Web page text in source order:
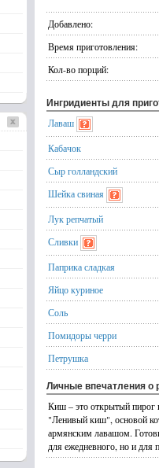
Добавлено:
Время приготовления:
Кол-во порций:
Ингридиенты для
Лаваш
Кабачок
Сыр голландский
Шейка свиная
Лук репчатый
Сливки
Паприка сладкая
Яйцо куриное
Соль
Помидоры черри
Петрушка
Личные впечатления о
Киш – это открытый пирог
"Ленивый киш", основой
армянским лавашом.
для ежедневного, но и для